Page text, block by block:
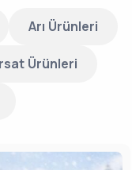
Arı Ürünleri
Ürünleri